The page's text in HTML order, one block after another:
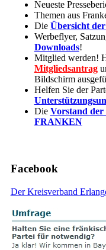
Neueste
Themen aus
Die Übersicht
Werbeflyer,
Downloads!
Mitglied werden!
Mitgliedsantrag
Bildschirm
Helfen Sie der
Die Vorstand
FRANKEN
Facebook
Der Kreisverband